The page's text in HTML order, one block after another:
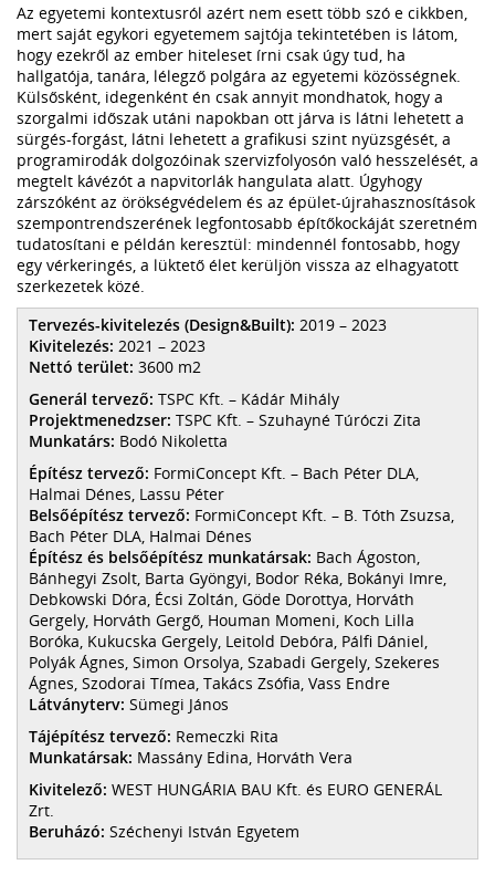
Az egyetemi kontextusról azért nem esett több szó e cikkben,
mert saját egykori egyetemem sajtója tekintetében is látom,
hogy ezekről az ember hiteleset írni csak úgy tud, ha
hallgatója, tanára, lélegző polgára az egyetemi közösségnek.
Külsősként, idegenként én csak annyit mondhatok, hogy a
szorgalmi időszak utáni napokban ott járva is látni lehetett a
sürgés-forgást, látni lehetett a grafikusi szint nyüzsgését, a
programirodák dolgozóinak szervizfolyosón való hesszelését, a
megtelt kávézót a napvitorlák hangulata alatt. Úgyhogy
zárszóként az örökségvédelem és az épület-újrahasznosítások
szempontrendszerének legfontosabb építőkockáját szeretném
tudatosítani e példán keresztül: mindennél fontosabb, hogy
egy vérkeringés, a lüktető élet kerüljön vissza az elhagyatott
szerkezetek közé.
Tervezés-kivitelezés (Design&Built): 2019 – 2023
Kivitelezés: 2021 – 2023
Nettó terület: 3600 m2
Generál tervező: TSPC Kft. – Kádár Mihály
Projektmenedzser: TSPC Kft. – Szuhayné Túróczi Zita
Munkatárs: Bodó Nikoletta
Építész tervező: FormiConcept Kft. – Bach Péter DLA,
Halmai Dénes, Lassu Péter
Belsőépítész tervező: FormiConcept Kft. – B. Tóth Zsuzsa,
Bach Péter DLA, Halmai Dénes
Építész és belsőépítész munkatársak: Bach Ágoston,
Bánhegyi Zsolt, Barta Gyöngyi, Bodor Réka, Bokányi Imre,
Debkowski Dóra, Écsi Zoltán, Göde Dorottya, Horváth
Gergely, Horváth Gergő, Houman Momeni, Koch Lilla
Boróka, Kukucska Gergely, Leitold Debóra, Pálfi Dániel,
Polyák Ágnes, Simon Orsolya, Szabadi Gergely, Szekeres
Ágnes, Szodorai Tímea, Takács Zsófia, Vass Endre
Látványterv: Sümegi János
Tájépítész tervező: Remeczki Rita
Munkatársak: Massány Edina, Horváth Vera
Kivitelező: WEST HUNGÁRIA BAU Kft. és EURO GENERÁL
Zrt.
Beruházó: Széchenyi István Egyetem